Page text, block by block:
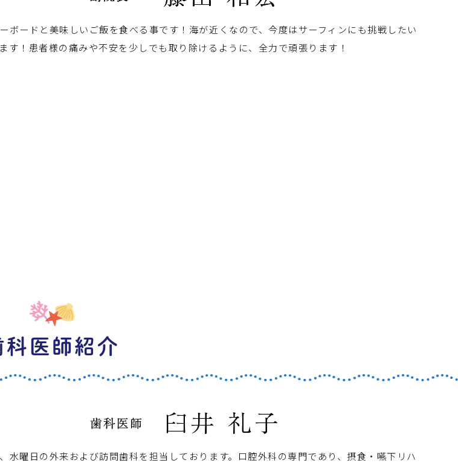
ボードと美味しいご飯を食べる事です！海が近くなので、今度はサーフィンにも挑戦したい
す！患者様の痛みや不安を少しでも取り除けるように、全力で頑張ります！
科医師紹介
水曜日の外来および訪問歯科を担当しております。口腔外科の専門であり、摂食・嚥下リハ